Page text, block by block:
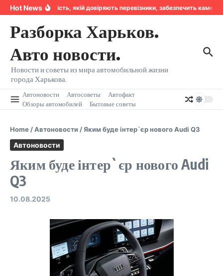
Перейти к содержанию
Hot NewsНадійність, якій довіряють перевізники, забезпечить
Разборка Харьков.
Авто новости.
Новости и советы из мира автомобильной жизни
города Харькова.
Автоновости Автосоветы
Автофакт
Обзоры автомобилей
Бытовые советы
Home /Автоновости / Яким буде інтер`єр нового Audi Q3
Автоновости
Яким буде інтер`єр нового Audi
Q3
10.08.2025